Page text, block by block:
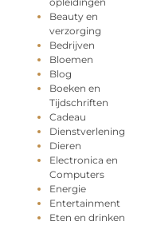
Beauty en
verzorging
Bedrijven
Bloemen
Blog
Boeken en
Tijdschriften
Cadeau
Dienstverlening
Dieren
Electronica en
Computers
Energie
Entertainment
Eten en drinken